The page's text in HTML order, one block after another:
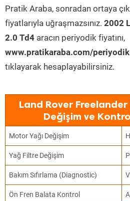
Pratik Araba, sonradan ortaya
fiyatlarıyla uğraşmazsınız. 2002
2.0 Td4 aracın periyodik fiyatını,
www.pratikaraba.com/
tıklayarak hesaplayabilirsiniz.
Land Rover Freelander
Değişim ve
Motor Yağı Değişim
Yağ Filtre Değişim
Bakım Sıfırlama (Diagnostic)
Ön Fren Balata Kontrol